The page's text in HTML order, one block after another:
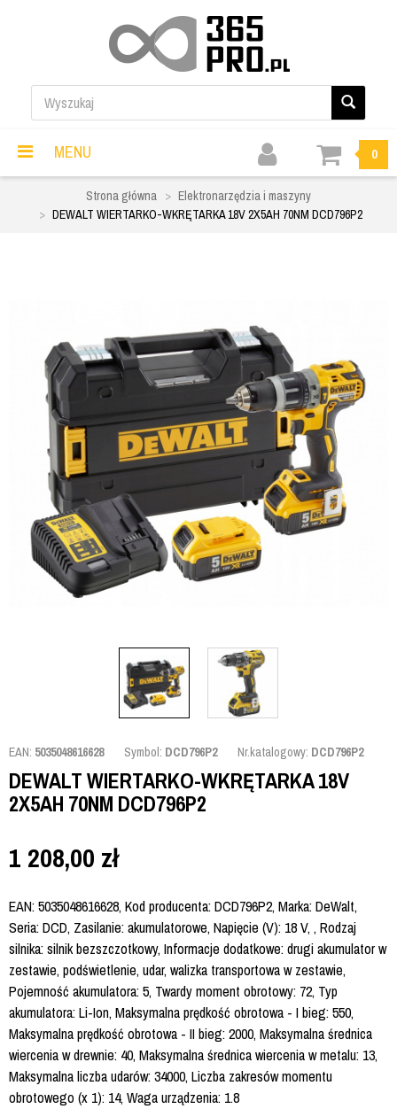
MENU 0
Strona główna
Elektronarzędzia i maszyny
DEWALT WIERTARKO-WKRĘTARKA 18V 2X5AH 70NM DCD796P2
EAN: 5035048616628 Symbol: DCD796P2 Nr.katalogowy: DCD796P2
DEWALT WIERTARKO-WKRĘTARKA 18V
2X5AH 70NM DCD796P2
1 208,00 zł
EAN: 5035048616628, Kod producenta: DCD796P2, Marka: DeWalt,
Seria: DCD, Zasilanie: akumulatorowe, Napięcie (V): 18 V, , Rodzaj
silnika: silnik bezszczotkowy, Informacje dodatkowe: drugi akumulator w
zestawie, podświetlenie, udar, walizka transportowa w zestawie,
Pojemność akumulatora: 5, Twardy moment obrotowy: 72, Typ
akumulatora: Li-Ion, Maksymalna prędkość obrotowa - I bieg: 550,
Maksymalna prędkość obrotowa - II bieg: 2000, Maksymalna średnica
wiercenia w drewnie: 40, Maksymalna średnica wiercenia w metalu: 13,
Maksymalna liczba udarów: 34000, Liczba zakresów momentu
obrotowego (x 1): 14, Waga urządzenia: 1.8